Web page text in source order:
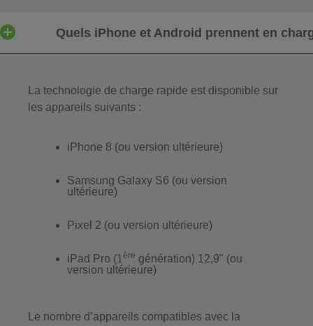
Quels iPhone et Android prennent en
La technologie de charge rapide est disponible sur
les appareils suivants :
iPhone 8 (ou version ultérieure)
Samsung Galaxy S6 (ou version
ultérieure)
Pixel 2 (ou version ultérieure)
iPad Pro (1 ère génération) 12,9" (ou
version ultérieure)
Le nombre d’appareils compatibles avec la